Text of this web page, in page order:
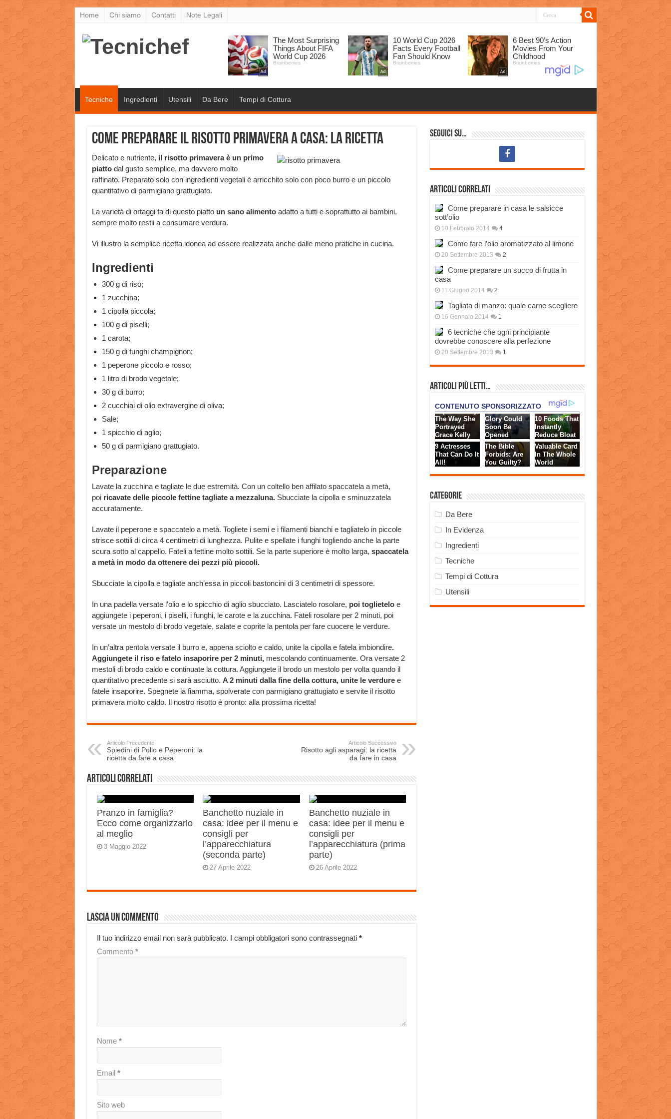
Home Chi siamo Contatti Note Legali
Tecniche Ingredienti Utensili Da Bere Tempi di Cottura
Come preparare il risotto primavera a casa: la ricetta
Delicato e nutriente, il risotto primavera è un primo
piattodal gusto semplice, ma davvero molto
raffinato. Preparato solo con ingredienti vegetali è arricchito solo con poco burro e un piccolo
quantitativo di parmigiano grattugiato.
La varietà di ortaggi fa di questo piatto un sano alimentoadatto a tutti e soprattutto ai bambini,
sempre molto restii a consumare verdura.
Vi illustro la semplice ricetta idonea ad essere realizzata anche dalle meno pratiche in cucina.
Ingredienti
300 g di riso;
1 zucchina;
1 cipolla piccola;
100 g di piselli;
1 carota;
150 g di funghi champignon;
1 peperone piccolo e rosso;
1 litro di brodo vegetale;
30 g di burro;
2 cucchiai di olio extravergine di oliva;
Sale;
1 spicchio di aglio;
50 g di parmigiano grattugiato.
Preparazione
Lavate la zucchina e tagliate le due estremità. Con un coltello ben affilato spaccatela a metà,
poi ricavate delle piccole fettine tagliate a mezzaluna.Sbucciate la cipolla e sminuzzatela
accuratamente.
Lavate il peperone e spaccatelo a metà. Togliete i semi e i filamenti bianchi e tagliatelo in piccole
strisce sottili di circa 4 centimetri di lunghezza. Pulite e spellate i funghi togliendo anche la parte
scura sotto al cappello. Fateli a fettine molto sottili. Se la parte superiore è molto larga, spaccatela
a metà in modo da ottenere dei pezzi più piccoli.
Sbucciate la cipolla e tagliate anch’essa in piccoli bastoncini di 3 centimetri di spessore.
In una padella versate l’olio e lo spicchio di aglio sbucciato. Lasciatelo rosolare, poi toglieteloe
aggiungete i peperoni, i piselli, i funghi, le carote e la zucchina. Fateli rosolare per 2 minuti, poi
versate un mestolo di brodo vegetale, salate e coprite la pentola per fare cuocere le verdure.
In un’altra pentola versate il burro e, appena sciolto e caldo, unite la cipolla e fatela imbiondire.
Aggiungete il riso e fatelo insaporire per 2 minuti,mescolando continuamente. Ora versate 2
mestoli di brodo caldo e continuate la cottura. Aggiungete il brodo un mestolo per volta quando il
quantitativo precedente si sarà asciutto. A 2 minuti dalla fine della cottura, unite le verduree
fatele insaporire. Spegnete la fiamma, spolverate con parmigiano grattugiato e servite il risotto
primavera molto caldo. Il nostro risotto è pronto: alla prossima ricetta!
Articolo Precedente
Spiedini di Pollo e Peperoni: la
ricetta da fare a casa
Articolo Successivo
Risotto agli asparagi: la ricetta
da fare in casa
Articoli correlati
Pranzo in famiglia?
Ecco come organizzarlo
al meglio
3 Maggio 2022
Banchetto nuziale in
casa: idee per il menu e
consigli per
l’apparecchiatura
(seconda parte)
27 Aprile 2022
Banchetto nuziale in
casa: idee per il menu e
consigli per
l’apparecchiatura (prima
parte)
26 Aprile 2022
Lascia un commento
Il tuo indirizzo email non sarà pubblicato. I campi obbligatori sono contrassegnati *
Commento *
Nome *
Email *
Sito web
Seguici su…
Articoli correlati
Come preparare in casa le salsicce
sott’olio
10 Febbraio 2014 4
Come fare l’olio aromatizzato al limone
20 Settembre 2013 2
Come preparare un succo di frutta in
casa
11 Giugno 2014 2
Tagliata di manzo: quale carne scegliere
16 Gennaio 2014 1
6 tecniche che ogni principiante
dovrebbe conoscere alla perfezione
20 Settembre 2013 1
Articoli più Letti…
Categorie
Da Bere
In Evidenza
Ingredienti
Tecniche
Tempi di Cottura
Utensili